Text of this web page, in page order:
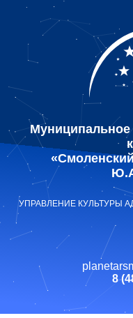
УПРАВЛЕНИЕ КУЛЬТУРЫ
8